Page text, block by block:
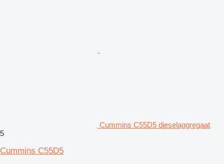
Cummins C55D5 dieselaggregaat
5
Cummins C55D5